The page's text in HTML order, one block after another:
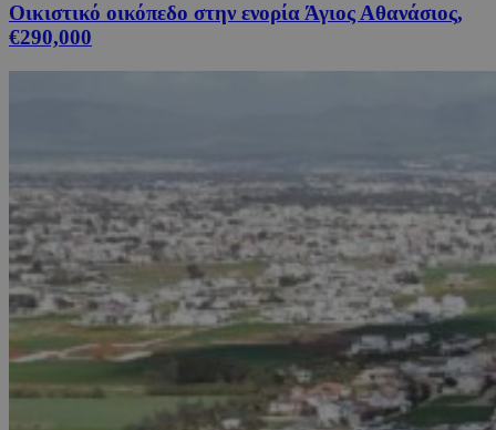
Οικιστικό οικόπεδο στην ενορία Άγιος Αθανάσιος,
€290,000